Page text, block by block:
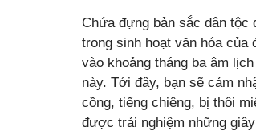
Chứa đựng bản sắc dân tộc
trong sinh hoạt văn hóa của
vào khoảng tháng ba âm
này. Tới đây, bạn sẽ cảm
cồng, tiếng chiêng, bị thôi
được trải nghiệm những